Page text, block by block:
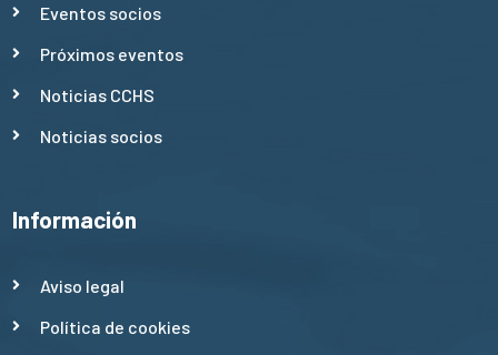
Eventos socios
Próximos eventos
Noticias CCHS
Noticias socios
Información
Aviso legal
Política de cookies